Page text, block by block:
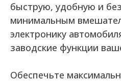
быструю, удобную и
минимальным
электронику
заводские функции
Обеспечьте